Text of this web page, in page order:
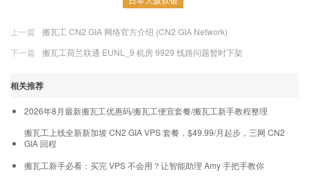
上一篇
搬瓦工 CN2 GIA 网络官方介绍 (CN2 GIA Network)
下一篇
搬瓦工荷兰联通 EUNL_9 机房 9929 线路问题暂时下架
相关推荐
2026年8月最新搬瓦工优惠码/搬瓦工便宜套餐/搬瓦工新手教程整理
搬瓦工上线全新新加坡 CN2 GIA VPS 套餐，$49.99/月起步，三网 CN2
GIA 回程
搬瓦工新手必看：买完 VPS 不会用？让智能助理 Amy 手把手教你